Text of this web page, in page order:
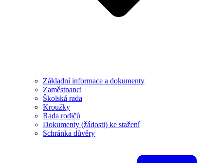
Základní informace a dokumenty
Zaměstnanci
Školská rada
Kroužky
Rada rodičů
Dokumenty (žádosti) ke stažení
Schránka důvěry